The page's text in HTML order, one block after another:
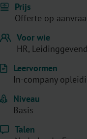
Prijs
Offerte op
Voor wie
HR,
Leervormen
In-company
Niveau
Basis
Talen